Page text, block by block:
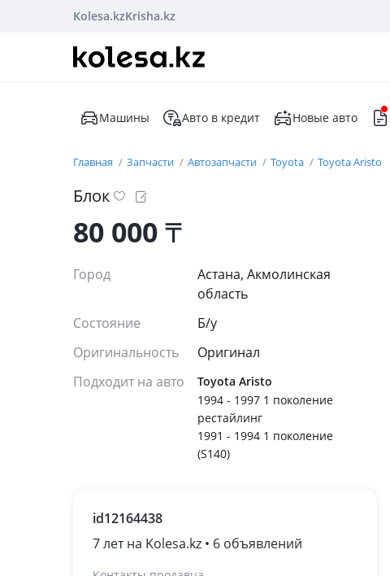
Kolesa.kzKrisha.kz
Машины Авто в кредит Новые авто
Главная Запчасти Автозапчасти Toyota Toyota Aristo
Блок
80 000₸
Город
Астана, Акмолинская
область
Состояние
Б/y
Оригинальность
Оригинал
Подходит на авто
Toyota Aristo
1994 - 1997 1 поколение
рестайлинг
1991 - 1994 1 поколение
(S140)
id12164438
7 лет на Kolesa.kz • 6 объявлений